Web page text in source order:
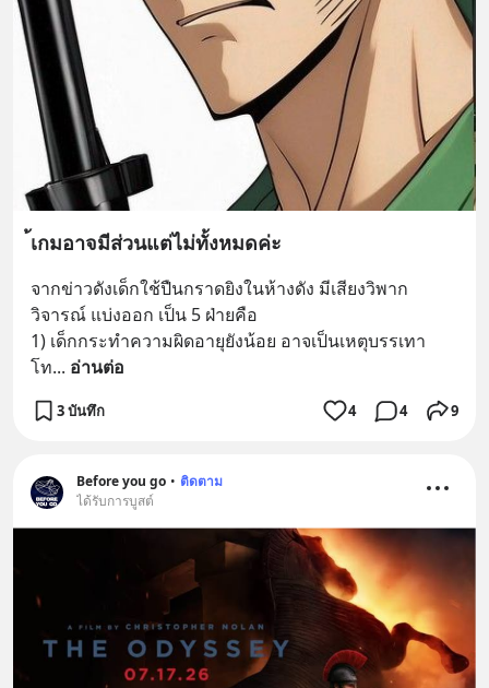
้เกมอาจมีส่วนแต่ไม่ทั้งหมดค่ะ
จากข่าวดังเด็กใช้ปืนกราดยิงในห้างดัง มีเสียงวิพาก
วิจารณ์ แบ่งออก เป็น 5 ฝ่ายคือ
1) เด็กกระทำความผิดอายุยังน้อย อาจเป็นเหตุบรรเทา
โท... อ่านต่อ
3 บันทึก 4 4 9
Before you go • ติดตาม
ได้รับการบูสต์